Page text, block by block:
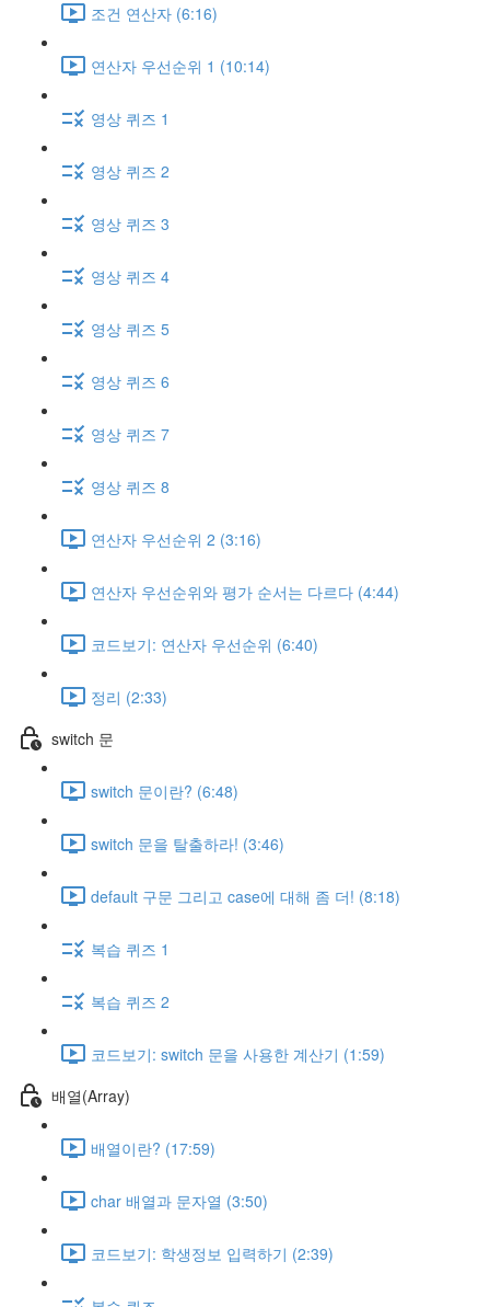
조건 연산자 (6:16)
연산자 우선순위 1 (10:14)
영상 퀴즈 1
영상 퀴즈 2
영상 퀴즈 3
영상 퀴즈 4
영상 퀴즈 5
영상 퀴즈 6
영상 퀴즈 7
영상 퀴즈 8
연산자 우선순위 2 (3:16)
연산자 우선순위와 평가 순서는 다르다 (4:44)
코드보기: 연산자 우선순위 (6:40)
정리 (2:33)
switch 문
switch 문이란? (6:48)
switch 문을 탈출하라! (3:46)
default 구문 그리고 case에 대해 좀 더! (8:18)
복습 퀴즈 1
복습 퀴즈 2
코드보기: switch 문을 사용한 계산기 (1:59)
배열(Array)
배열이란? (17:59)
char 배열과 문자열 (3:50)
코드보기: 학생정보 입력하기 (2:39)